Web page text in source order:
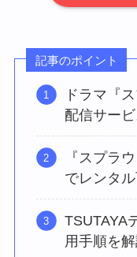
記事のポイント
ドラマ『
配信サー
『スプラ
でレンタ
TSUTAYA
用手順を